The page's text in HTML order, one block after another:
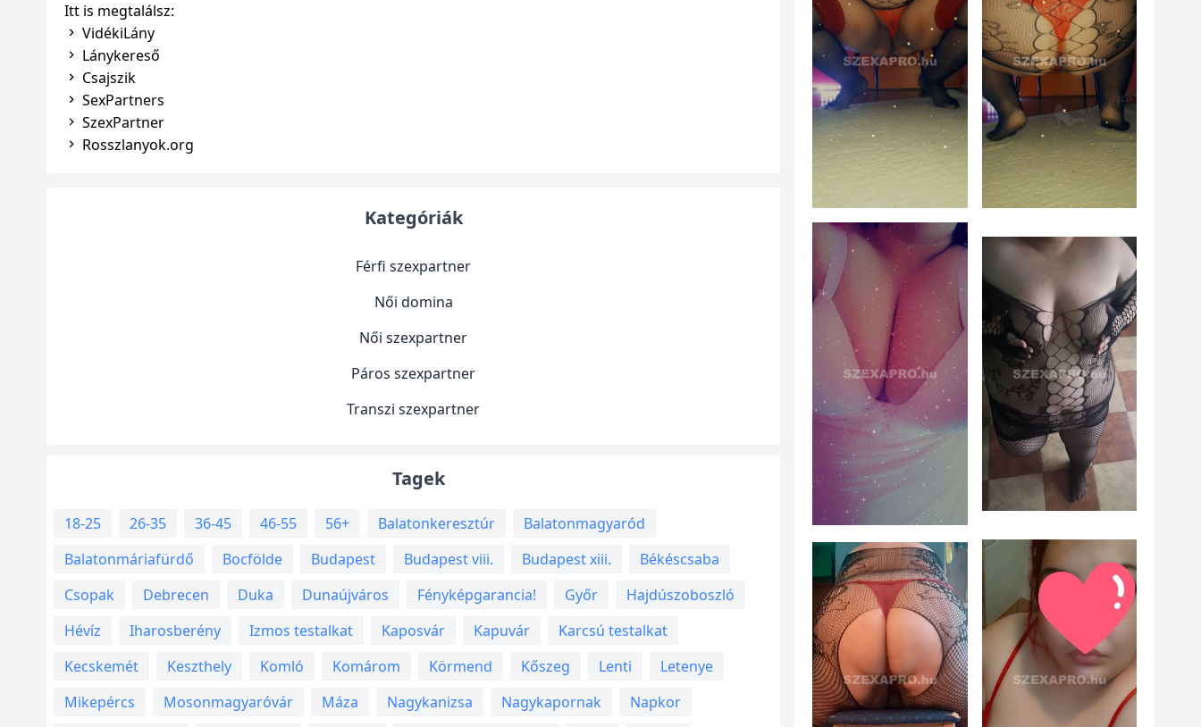
Itt is megtalálsz:
VidékiLány
Lánykereső
Csajszik
SexPartners
SzexPartner
Rosszlanyok.org
Kategóriák
Férfi szexpartner
Női domina
Női szexpartner
Páros szexpartner
Transzi szexpartner
Tagek
18-25 26-35 36-45 46-55 56+ Balatonkeresztúr
Balatonmagyaród
Balatonmáriafürdő
Bocfölde Budapest Budapest viii. Budapest xiii.
Békéscsaba
Csopak
Debrecen Duka Dunaújváros Fényképgarancia! Győr
Hajdúszoboszló
Hévíz
Iharosberény Izmos testalkat Kaposvár Kapuvár
Karcsú testalkat
Kecskemét
Keszthely Komló Komárom Körmend Kőszeg Lenti
Letenye
Mikepércs
Mosonmagyaróvár Máza Nagykanizsa Nagykapornak
Napkor